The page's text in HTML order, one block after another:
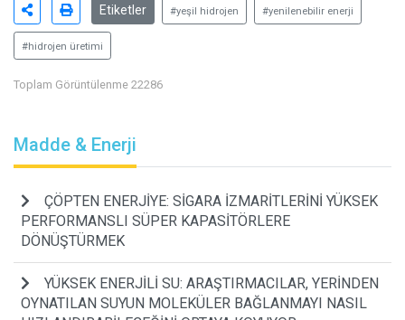
Etiketler #yeşil hidrojen #yenilenebilir enerji
#hidrojen üretimi
Toplam Görüntülenme 22286
Madde & Enerji
ÇÖPTEN ENERJİYE: SİGARA İZMARİTLERİNİ YÜKSEK
PERFORMANSLI SÜPER KAPASİTÖRLERE
DÖNÜŞTÜRMEK
YÜKSEK ENERJİLİ SU: ARAŞTIRMACILAR, YERİNDEN
OYNATILAN SUYUN MOLEKÜLER BAĞLANMAYI NASIL